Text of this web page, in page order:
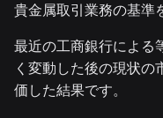
貴金属取引業務の基準
最近の工商銀行による
く変動した後の現状の
価した結果です。